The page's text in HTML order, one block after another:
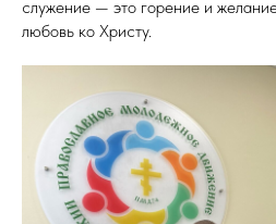
служение — это горение и
любовь ко Христу.